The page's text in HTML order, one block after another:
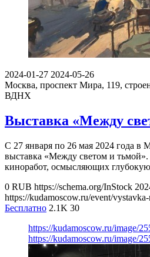
2024-01-27 2024-05-26
Москва, проспект Мира, 119,
ВДНХ
Выставка «Между
С 27 января по 26 мая 2024 года в
выставка «Между светом и
киноработ, осмысляющих
0 RUB https://schema.org/InStock
https://kudamoscow.ru/event/
Бесплатно 2.1K 30
https://kudamoscow.ru/image/
https://kudamoscow.ru/image/